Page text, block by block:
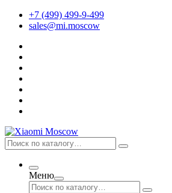
+7 (499) 499-9-499
sales@mi.moscow
Меню